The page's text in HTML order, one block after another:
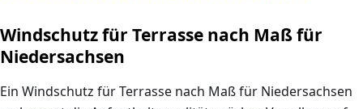
Windschutz für Terrasse nach Maß für
Niedersachsen
Ein Windschutz für Terrasse nach Maß für Niedersachsen